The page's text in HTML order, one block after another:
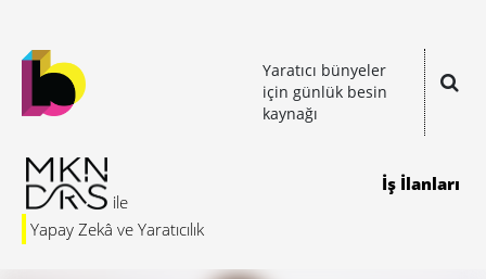
Yaratıcı bünyeler
için günlük besin
kaynağı
Yapay Zekâ ve Yaratıcılık
İş İlanları